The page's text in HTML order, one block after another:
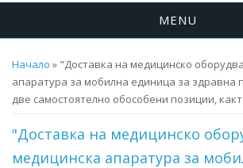
MENU
Вие сте тук
Начало » "Доставка на медицинско
апаратура за мобилна единица за здравна
две самостоятелно обособени позиции,
"Доставка на медицинско
медицинска апаратура за